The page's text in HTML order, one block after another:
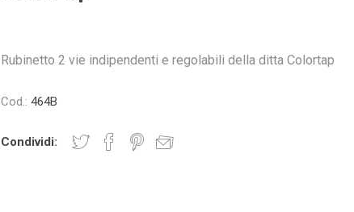
Rubinetto 2 vie indipendenti e regolabili della ditta Colortap
Cod.: 464B
Condividi: